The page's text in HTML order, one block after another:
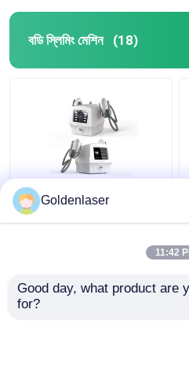
বডি স্লিমিং মেশিন (18)
ওজন কমানোর জন্য 60Hz
ইএমএস ম্যাসাজার 3 ইন 1
Goldenlaser
11:42
Good day, what product are
for?